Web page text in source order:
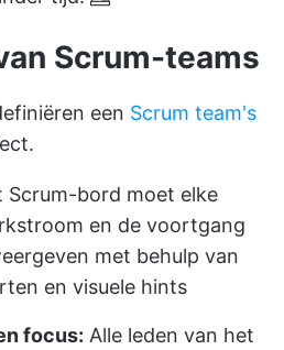
Scrum-teams
een Scrum team's
Scrum-bord moet elke
en de voortgang
met behulp van
en visuele hints
focus: Alle leden van het